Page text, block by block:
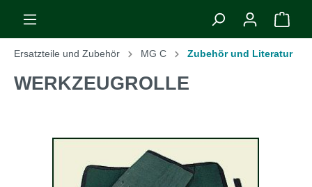
Ersatzteile und Zubehör MG C Zubehör und Literatur
WERKZEUGROLLE